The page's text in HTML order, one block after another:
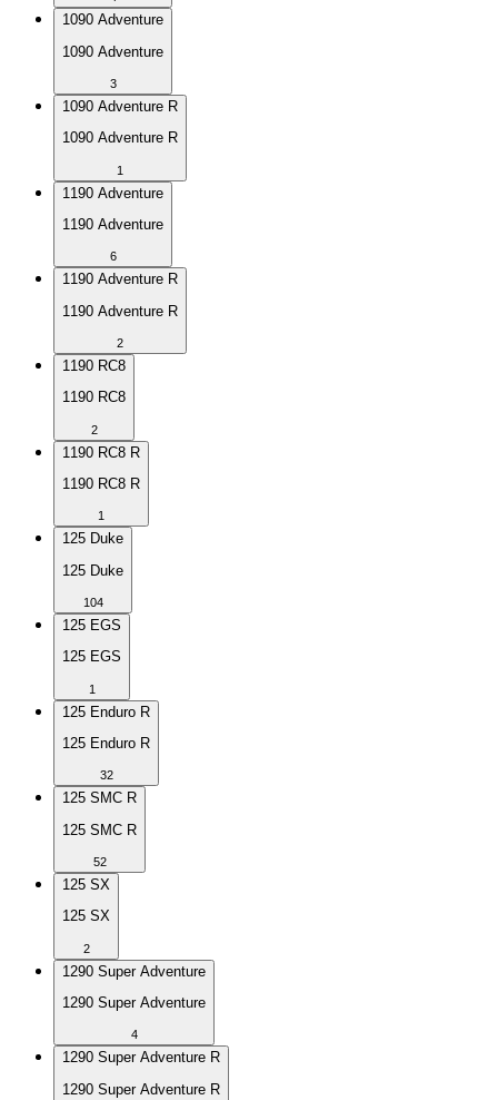
1090 Adventure
1090 Adventure
3
1090 Adventure R
1090 Adventure R
1
1190 Adventure
1190 Adventure
6
1190 Adventure R
1190 Adventure R
2
1190 RC8
1190 RC8
2
1190 RC8 R
1190 RC8 R
1
125 Duke
125 Duke
104
125 EGS
125 EGS
1
125 Enduro R
125 Enduro R
32
125 SMC R
125 SMC R
52
125 SX
125 SX
2
1290 Super Adventure
1290 Super Adventure
4
1290 Super Adventure R
1290 Super Adventure R